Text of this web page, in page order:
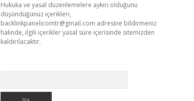
Hukuka ve yasal düzenlemelere aykırı olduğunu
düşündüğünüz içerikleri,
backlinkpanelicomtr@gmail.com adresine bildirmeniz
halinde, ilgili içerikler yasal süre içerisinde sitemizden
kaldırılacaktır.